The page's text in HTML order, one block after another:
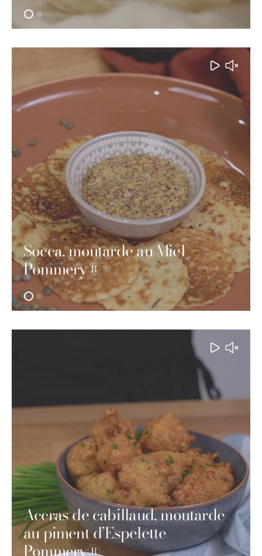
Socca, moutarde au Miel
Pommery®
Accras de cabillaud, moutarde
au piment d’Espelette
Pommery®